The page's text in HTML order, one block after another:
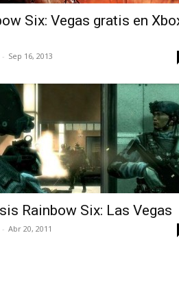
Six: Vegas gratis en
- Sep 16, 2013
Rainbow Six: Las Vegas
- Abr 20, 2011